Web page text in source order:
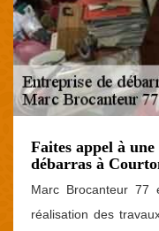
Faites appel à
débarras à
Marc Brocanteur 77
réalisation des